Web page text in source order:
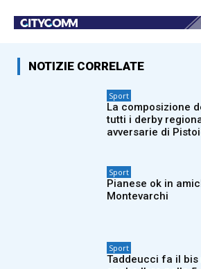
NOTIZIE CORRELATE
Sport
La composizione
tutti i derby
avversarie di
Sport
Pianese ok in
Montevarchi
Sport
Taddeucci fa il bis